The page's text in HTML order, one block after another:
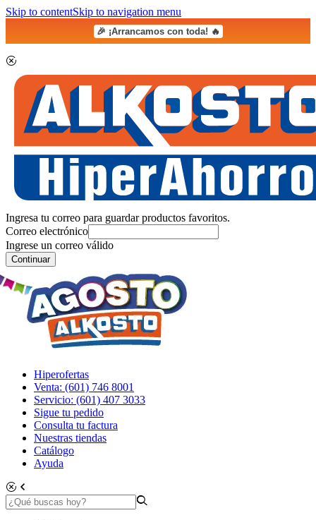
Skip to contentSkip to navigation menu
🎉 ¡Arrancamos con toda! 🔥
Ingresa tu correo para guardar productos favoritos.
Correo electrónico
Ingrese un correo válido
Continuar
Hiperofertas
Venta: (601) 746 8001
Servicio: (601) 407 3033
Sigue tu pedido
Consulta tu factura
Nuestras tiendas
Catálogo
Ayuda